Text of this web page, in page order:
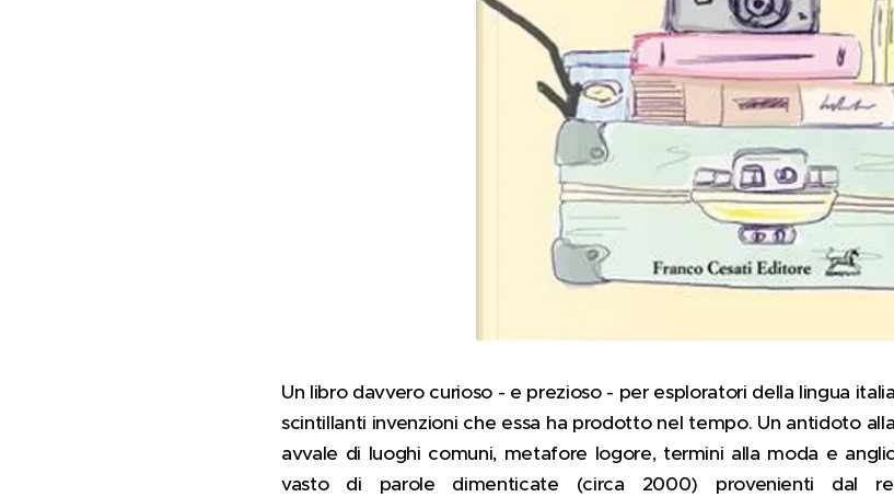
Un libro davvero curioso - e prezioso - per esploratori della lingua
scintillanti invenzioni che essa ha prodotto nel tempo. Un antidoto
avvale di luoghi comuni, metafore logore, termini alla moda e
vasto di parole dimenticate (circa 2000) provenienti dal